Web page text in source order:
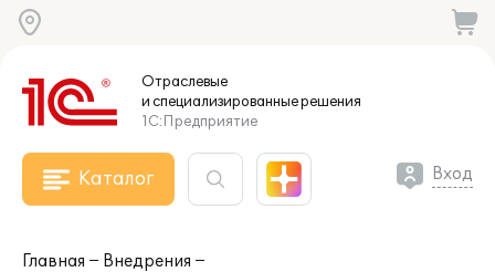
Отраслевые
и специализированныерешения
1С:Предприятие
Каталог Вход
Главная
Внедрения